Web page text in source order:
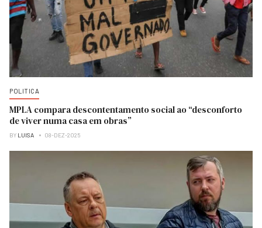
POLITICA
MPLA compara descontentamento social ao “desconforto
de viver numa casa em obras”
BY LUISA 08-DEZ-2025